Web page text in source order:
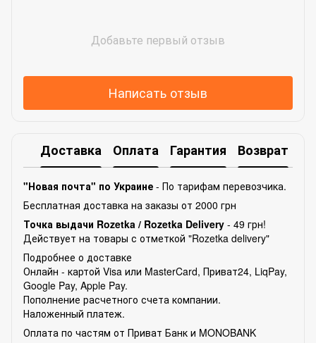
Добавьте первый отзыв
Написать отзыв
Доставка Оплата Гарантия Возврат
"Новая почта" по Украине - По тарифам перевозчика.
Бесплатная доставка на заказы от 2000 грн
Точка выдачи Rozetka / Rozetka Delivery - 49 грн!
Действует на товары с отметкой "Rozetka delivery"
Подробнее о доставке
Онлайн - картой Visa или MasterCard, Приват24, LiqPay,
Google Pay, Apple Pay.
Пополнение расчетного счета компании.
Наложенный платеж.
Оплата по частям от Приват Банк и MONOBANK